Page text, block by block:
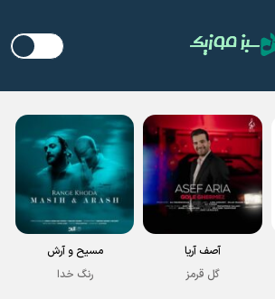
آصف آریا
گل قرمز
مسیح و آرش
رنگ خدا